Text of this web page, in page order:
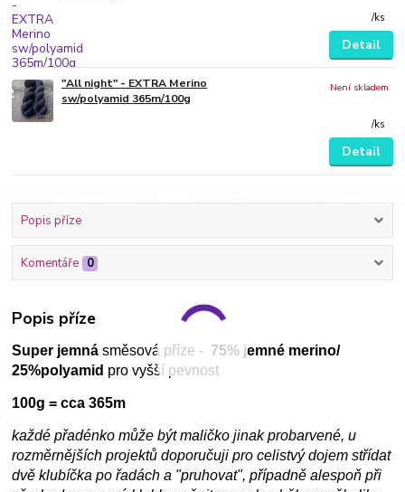
/ks
Detail
"All night" - EXTRA Merino
sw/polyamid 365m/100g
/ks
Není skladem
Detail
Popis příze
Komentáře 0
Popis příze
Super jemná směsová příze - 75% jemné merino/
25%polyamid pro vyšší pevnost
100g = cca 365m
každé přadénko může být maličko jinak probarvené, u
rozměrnějších projektů doporučuji pro celistvý dojem střídat
dvě klubíčka po řadách a "pruhovat", případně alespoň při